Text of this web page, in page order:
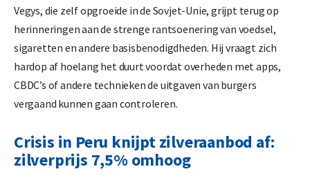
Vegys, die zelf opgroeide in de Sovjet-Unie, grijpt terug op
herinneringen aan de strenge rantsoenering van voedsel,
sigaretten en andere basisbenodigdheden. Hij vraagt zich
hardop af hoelang het duurt voordat overheden met apps,
CBDC’s of andere technieken de uitgaven van burgers
vergaand kunnen gaan controleren.
Crisis in Peru knijpt zilveraanbod af:
zilverprijs 7,5% omhoog